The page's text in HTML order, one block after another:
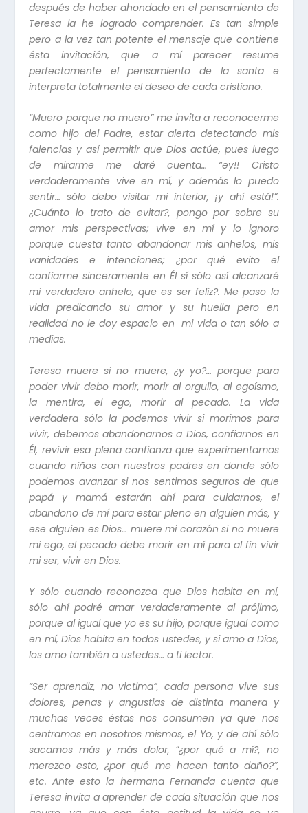
después de haber ahondado en el pensamiento de
Teresa la he logrado comprender. Es tan simple
pero a la vez tan potente el mensaje que contiene
éstainvitación, que a mí parecer resume
perfectamente el pensamiento de la santa e
interpreta totalmente el deseo de cadacristiano.
“Muero porque no muero” me invita a reconocerme
como hijo del Padre, estar alerta detectando mis
falencias y así permitir que Dios actúe, pues luego
de mirarme me daré cuenta… “ey!! Cristo
verdaderamente vive en mí, y además lo puedo
sentir… sólo debo visitar mi interior, ¡y ahí está!”.
¿Cuánto lo trato de evitar?, pongo por sobre su
amor mis perspectivas; vive en mí y lo ignoro
porque cuesta tanto abandonar mis anhelos, mis
vanidades e intenciones; ¿por qué evito el
confiarme sinceramente en Él sí sólo así alcanzaré
mi verdadero anhelo, que es ser feliz?. Me paso la
vida predicando su amor y su huella pero en
realidad no le doy espacio en mi vida o tan sólo a
medias.
Teresa muere si no muere, ¿y yo?… porque para
poder vivir debo morir, morir al orgullo, al egoísmo,
la mentira, el ego, morir al pecado. La vida
verdadera sólo la podemos vivir si morimos para
vivir, debemos abandonarnos a Dios, confiarnos en
Él, revivir esa plena confianza que experimentamos
cuando niños con nuestros padres en donde sólo
podemos avanzar si nos sentimos seguros de que
papá y mamá estarán ahí para cuidarnos, el
abandono de mí para estar pleno en alguien más, y
ese alguien es Dios… muere mi corazón si no muere
mi ego, el pecado debe morir en mí para al fin vivir
mi ser, vivir en Dios.
Y sólo cuando reconozca que Dios habita en mí,
sólo ahí podré amar verdaderamente al prójimo,
porque al igual que yo es su hijo, porque igual como
en mí, Dios habita en todos ustedes, y si amo a Dios,
los amo también a ustedes… a ti lector.
“Ser aprendiz, no victima”, cada persona vive sus
dolores, penas y angustias de distinta manera y
muchas veces éstas nos consumen ya que nos
centramos en nosotros mismos, el Yo, y de ahí sólo
sacamos más y más dolor, “¿por qué a mí?, no
merezco esto, ¿por qué me hacen tanto daño?”,
etc. Ante esto la hermana Fernanda cuenta que
Teresa invita a aprender de cada situación que nos